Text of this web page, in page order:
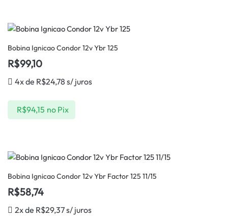
Bobina Ignicao Condor 12v Ybr 125
R$99,10
4x de R$24,78 s/ juros
R$94,15 no Pix
Bobina Ignicao Condor 12v Ybr Factor 125 11/15
R$58,74
2x de R$29,37s/ juros